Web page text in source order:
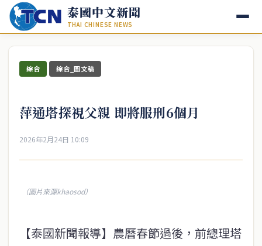
泰國中文新聞
THAI CHINESE NEWS
綜合 綜合_圖文稿
萍通塔探視父親 即將服刑6個月
2026年2月24日 10:09
（圖片來源khaosod）
【泰國新聞報導】農曆春節過後，前總理塔